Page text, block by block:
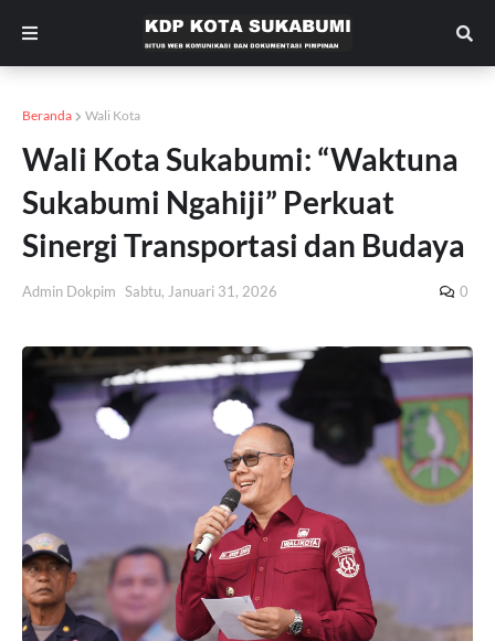
Beranda Wali Kota
Wali Kota Sukabumi: “Waktuna
Sukabumi Ngahiji” Perkuat
Sinergi Transportasi dan Budaya
Admin Dokpim Sabtu, Januari 31, 2026 0